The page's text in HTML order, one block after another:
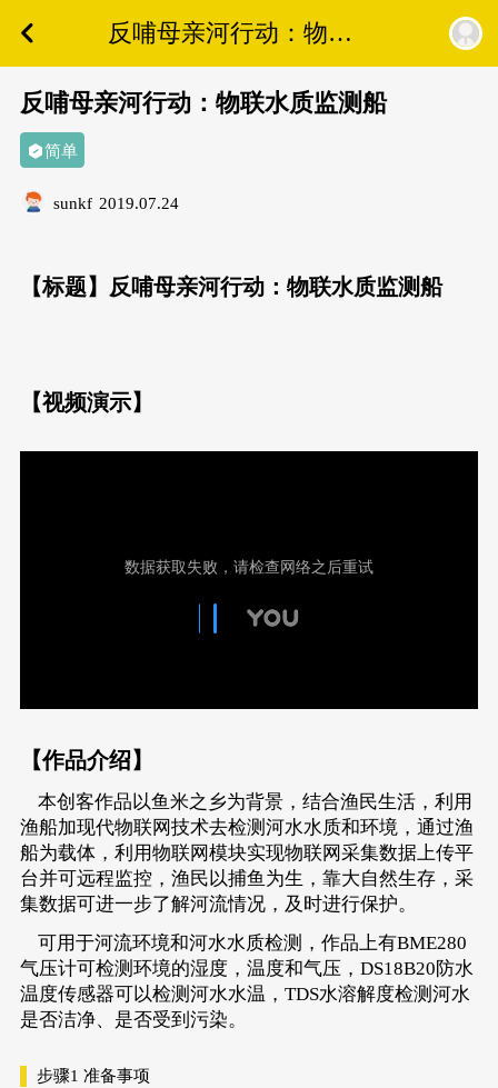
反哺母亲河行动：物联
水质监测船
反哺母亲河行动：物联水质监测船
简单
sunkf 2019.07.24
【标题】反哺母亲河行动：物联水质监测船
【视频演示】
【作品介绍】
本创客作品以鱼米之乡为背景，结合渔民生活，利用
渔船加现代物联网技术去检测河水水质和环境，通过渔
船为载体，利用物联网模块实现物联网采集数据上传平
台并可远程监控，渔民以捕鱼为生，靠大自然生存，采
集数据可进一步了解河流情况，及时进行保护。
可用于河流环境和河水水质检测，作品上有BME280
气压计可检测环境的湿度，温度和气压，DS18B20防水
温度传感器可以检测河水水温，TDS水溶解度检测河水
是否洁净、是否受到污染。
步骤1 准备事项